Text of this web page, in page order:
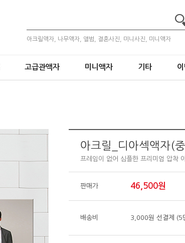
아크릴액자, 나무액자, 앨범, 결혼사진, 미니사진, 미니액자
고급관액자 미니액자 기타
아크릴_디아섹액자(
프레임이 없어 심플한 프리미엄 압착
판매가 46,500원
배송비 3,000원 선결제 (5